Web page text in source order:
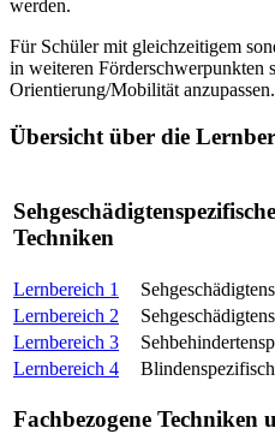
werden.
Für Schüler mit gleichzeitigem
in weiteren Förderschwerpunkten
Orientierung/Mobilität anzupassen.
Übersicht über die
Techniken
Lernbereich 1
Lernbereich 2
Lernbereich 3
Lernbereich 4
Fachbezogene Techniken